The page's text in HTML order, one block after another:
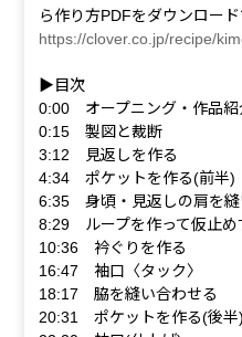
ら作り方PDFをダウンロード
https://clover.co.jp/recipe/
▶目次
0:00 オープニング・作品紹
0:15 製図と裁断
3:12 見返しを作る
4:34 ポケットを作る(前半)
6:35 身頃・見返しの肩を縫
8:29 ループを作って仮止め
10:36 衿ぐりを作る
16:47 袖口〈タック〉
18:17 脇を縫い合わせる
20:31 ポケットを作る(後半)